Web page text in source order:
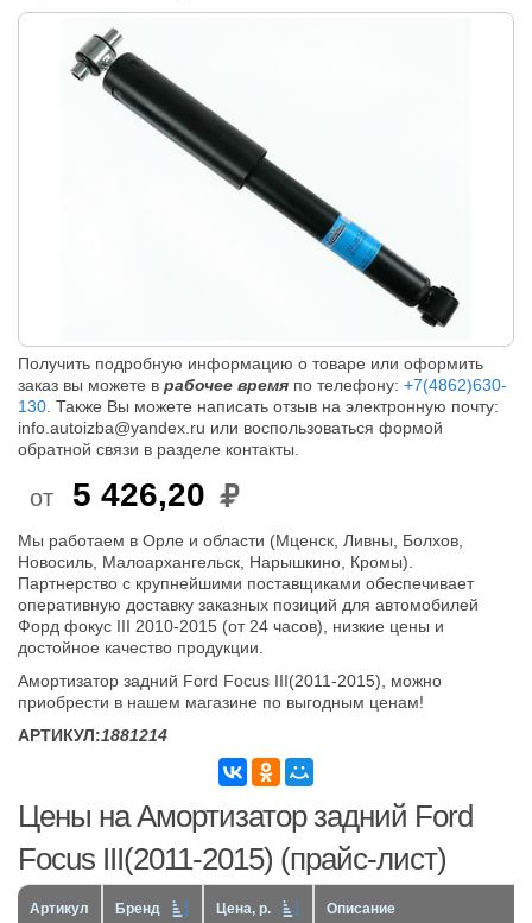
Получить подробную информацию о товаре или оформить
заказ вы можете в рабочее время по телефону: +7(4862)630-
130 . Также Вы можете написать отзыв на электронную почту:
info.autoizba@yandex.ru или воспользоваться формой
обратной связи в разделе контакты.
от 5 426,20
Мы работаем в Орле и области (Мценск, Ливны, Болхов,
Новосиль, Малоархангельск, Нарышкино, Кромы).
Партнерство с крупнейшими поставщиками обеспечивает
оперативную доставку заказных позиций для автомобилей
Форд фокус III 2010-2015 (от 24 часов), низкие цены и
достойное качество продукции.
Амортизатор задний Ford Focus III(2011-2015), можно
приобрести в нашем магазине по выгодным ценам!
АРТИКУЛ:1881214
Цены на Амортизатор задний Ford
Focus III(2011-2015) (прайс-лист)
Артикул Бренд Цена, р. Описание